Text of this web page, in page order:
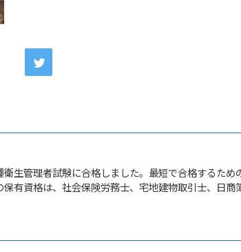
衛生管理者試験に合格しました。最短で合格するため
保有資格は、社会保険労務士、宅地建物取引士、日商